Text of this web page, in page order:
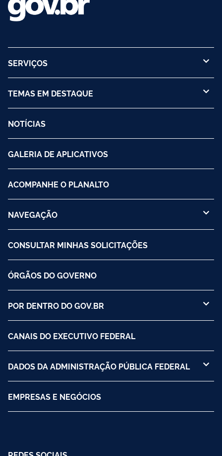
SERVIÇOS
TEMAS EM DESTAQUE
NOTÍCIAS
GALERIA DE APLICATIVOS
ACOMPANHE O PLANALTO
NAVEGAÇÃO
CONSULTAR MINHAS SOLICITAÇÕES
ÓRGÃOS DO GOVERNO
POR DENTRO DO GOV.BR
CANAIS DO EXECUTIVO FEDERAL
DADOS DA ADMINISTRAÇÃO PÚBLICA FEDERAL
EMPRESAS E NEGÓCIOS